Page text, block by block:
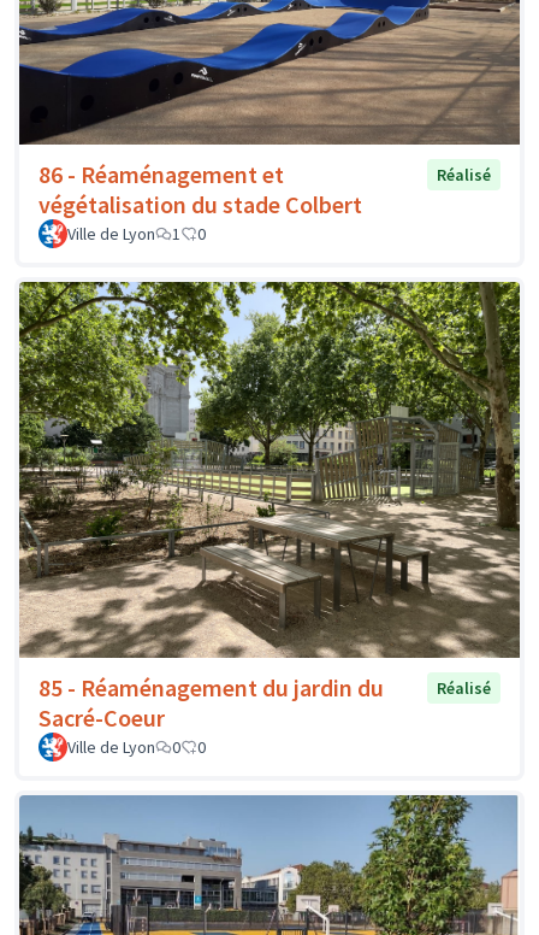
86 - Réaménagement et
végétalisation du stade Colbert
Réalisé
Ville de Lyon 1 0
85 - Réaménagement du jardin du
Sacré-Coeur
Réalisé
Ville de Lyon 0 0